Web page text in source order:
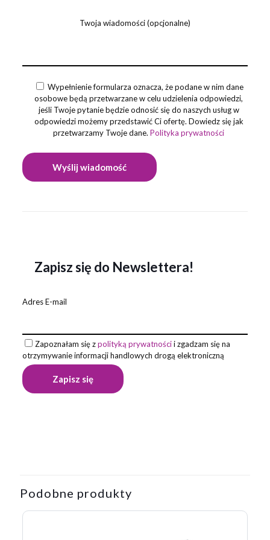
Twoja wiadomości (opcjonalne)
Wypełnienie formularza oznacza, że podane w nim dane
osobowe będą przetwarzane w celu udzielenia odpowiedzi,
jeśli Twoje pytanie będzie odnosić się do naszych usług w
odpowiedzi możemy przedstawić Ci ofertę. Dowiedz się jak
przetwarzamy Twoje dane.Polityka prywatności
Zapisz się do Newslettera!
Adres E-mail
Zapoznałam się zpolityką prywatnościi zgadzam się na
otrzymywanie informacji handlowych drogą elektroniczną
piśmienniczy DAKOTA”
Twój adres email nie zostanie opublikowany.
Wymagane pola
Podobne produkty